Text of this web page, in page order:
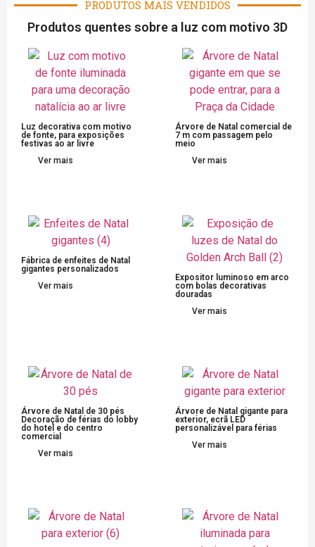
PRODUTOS MAIS VENDIDOS
Produtos quentes sobre a luz com motivo 3D
Luz decorativa com motivo
de fonte, para exposições
festivas ao ar livre
Ver mais
Árvore de Natal comercial de
7 m com passagem pelo
meio
Ver mais
Fábrica de enfeites de Natal
gigantes personalizados
Ver mais
Expositor luminoso em arco
com bolas decorativas
douradas
Ver mais
Árvore de Natal de 30 pés
Decoração de férias do lobby
do hotel e do centro
comercial
Ver mais
Árvore de Natal gigante para
exterior, ecrã LED
personalizável para férias
Ver mais